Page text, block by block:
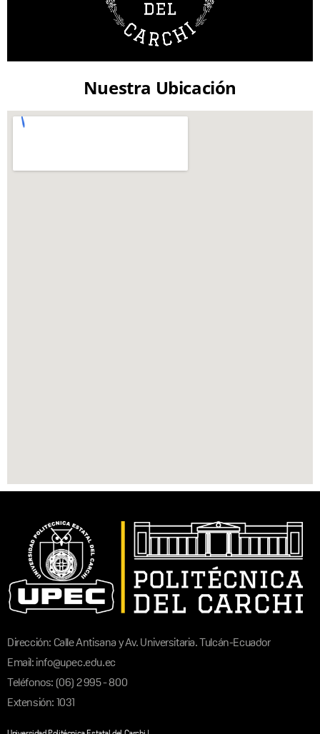
Nuestra Ubicación
Dirección: Calle Antisana y Av. Universitaria. Tulcán-Ecuador
Email: info@upec.edu.ec
Teléfonos: (06) 2 995 - 800
Extensión: 1031